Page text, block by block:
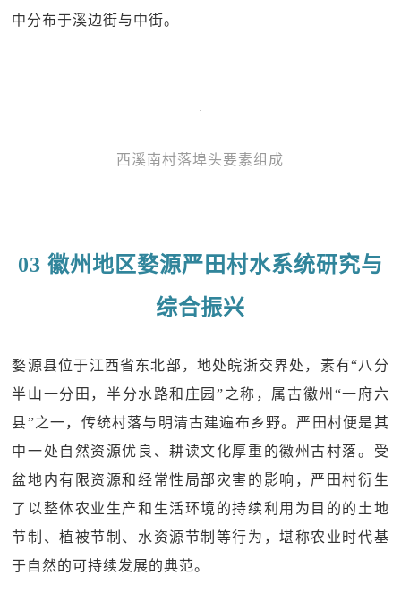
中分布于溪边街与中街。
西溪南村落埠头要素组成
03 徽州地区婺源严田村水系统研究与
综合振兴
婺源县位于江西省东北部，地处皖浙交界处，素有“八分
半山一分田，半分水路和庄园”之称，属古徽州“一府六
县”之一，传统村落与明清古建遍布乡野。严田村便是其
中一处自然资源优良、耕读文化厚重的徽州古村落。受
盆地内有限资源和经常性局部灾害的影响，严田村衍生
了以整体农业生产和生活环境的持续利用为目的的土地
节制、植被节制、水资源节制等行为，堪称农业时代基
于自然的可持续发展的典范。